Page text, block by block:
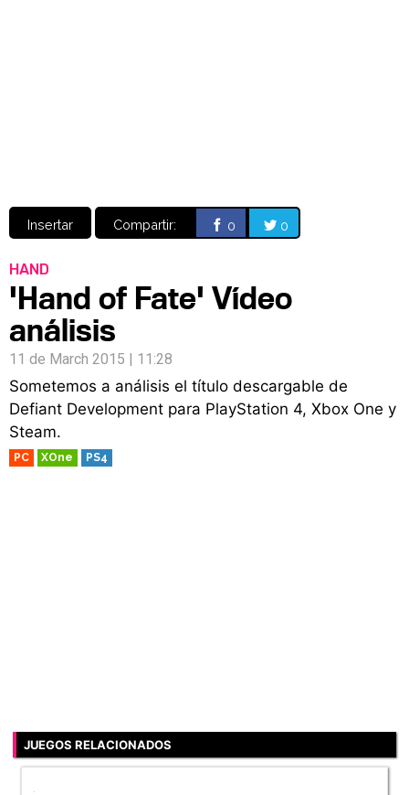
Insertar Compartir: 0 0
HAND
'Hand of Fate' Vídeo
análisis
11 de March 2015 | 11:28
Sometemos a análisis el título descargable de
Defiant Development para PlayStation 4, Xbox One y
Steam.
PC XOne PS4
JUEGOS RELACIONADOS